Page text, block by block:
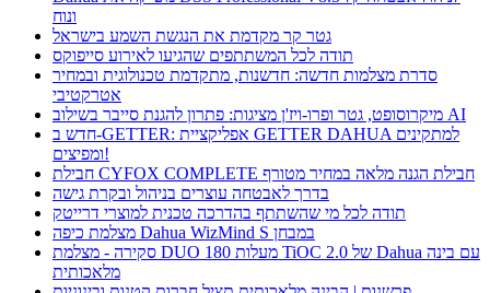
ונוח
גטר קר מקדמת את הנגשת השמע בישראל
תודה לכל המשתתפים שהגיעו לאירוע סייפוקס
סדרת מצלמות חדשה: חדשנות, מתקדמת טכנולוגית ובמחיר
אטרקטיבי
מיקרוסופט, גטר ופרו-ויז'ן מציגות: פתרון להגנת סייבר בשילוב AI
חדש ב-GETTER: אפליקציית GETTER DAHUA למתקינים
ומפיצים!
חבילת CYFOX COMPLETE חבילת הגנה מלאה במחיר מטורף
בדרך לאבטחה עוצרים בניהול ובקרת גישה
תודה לכל מי שהשתתף בהדרכה טכנית למוצרי דרייטק
מצלמת כיפה Dahua WizMind S במבחן
סקירה - מצלמת DUO 180 מעלות TiOC 2.0 של Dahua עם בינה
מלאכותית